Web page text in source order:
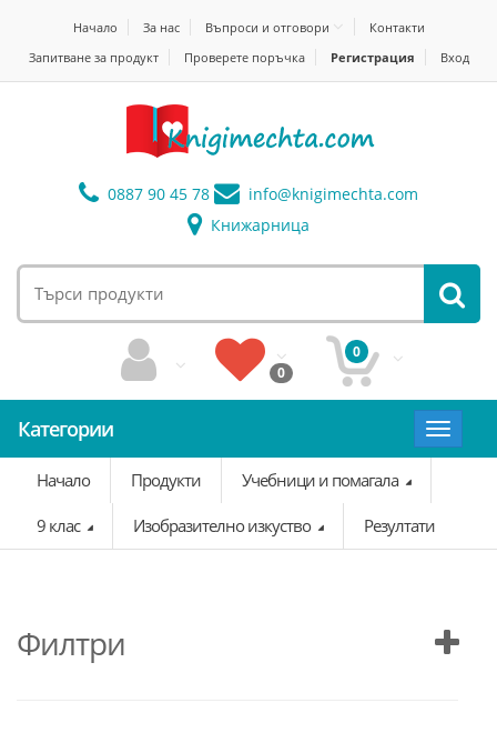
Начало За нас Въпроси и отговори
Контакти
Запитване за продукт
Проверете поръчка Регистрация Вход
0887 90 45 78 info@knigimechta.com
Книжарница
0
0
Категории
Toggle
Начало
Продукти Учебници и помагала
9 клас Изобразително изкуство Резултати
Филтри